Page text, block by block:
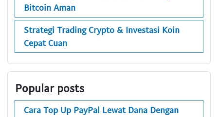
Bitcoin Aman
Strategi Trading Crypto & Investasi Koin
Cepat Cuan
Popular posts
Cara Top Up PayPal Lewat Dana Dengan